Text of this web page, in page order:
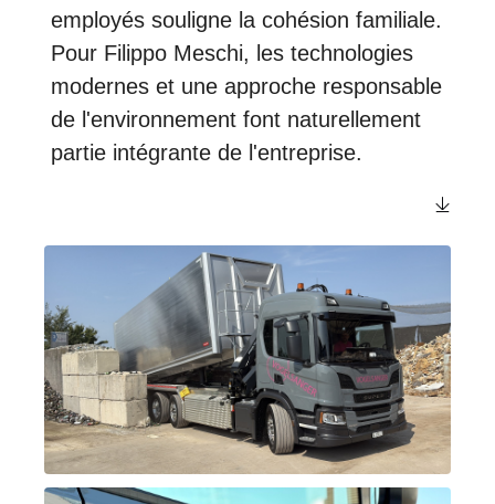
employés souligne la cohésion familiale.
Pour Filippo Meschi, les technologies
modernes et une approche responsable
de l'environnement font naturellement
partie intégrante de l'entreprise.